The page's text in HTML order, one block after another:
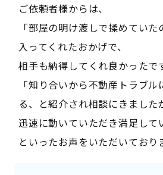
ご依頼者様からは、
「部屋の明け渡しで揉めてい
入ってくれたおかげで、
相手も納得してくれ良かったで
「知り合いから不動産トラブ
る、と紹介され相談にきました
迅速に動いていただき満足して
といったお声をいただいており